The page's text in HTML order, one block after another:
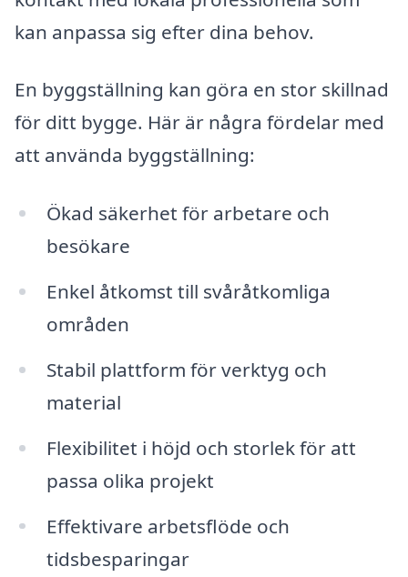
kan anpassa sig efter dina behov.
En byggställning kan göra en stor skillnad
för ditt bygge. Här är några fördelar med
att använda byggställning:
Ökad säkerhet för arbetare och
besökare
Enkel åtkomst till svåråtkomliga
områden
Stabil plattform för verktyg och
material
Flexibilitet i höjd och storlek för att
passa olika projekt
Effektivare arbetsflöde och
tidsbesparingar